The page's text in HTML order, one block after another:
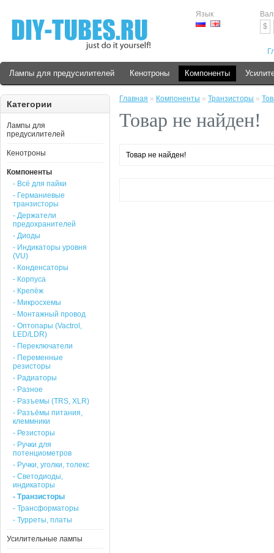
Язык
$
Лампы для предусилителей Кенотроны Компоненты
Категории
Лампы для
предусилителей
Кенотроны
Компоненты
- Всё для пайки
- Германиевые
транзисторы
- Держатели
предохранителей
- Диоды
- Индикаторы уровня
(VU)
- Конденсаторы
- Корпуса
- Крепёж
- Микросхемы
- Монтажный провод
- Оптопары (Vactrol,
LED/LDR)
- Переключатели
- Переменные
резисторы
- Радиаторы
- Разное
- Разъемы (TRS, XLR)
- Разъёмы питания,
клеммники
- Резисторы
- Ручки для
потенциометров
- Ручки, уголки, толекс
- Светодиоды,
индикаторы
- Транзисторы
- Трансформаторы
- Турреты, платы
Усилительные лампы
Главная » Компоненты » Транзисторы »
Товар не найден!
Товар не найден!